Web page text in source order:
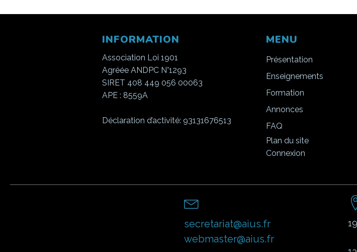
INFORMATION
Association Loi 1901
Agréée ANDPC N°1293
SIRET 408 449 056 00063
APE : 8559A
Déclaration d’activité: 93131676513
MENU
Présentation
Enseignements
Formation
Annonces
FAQ
Plan du site
Connexion
secretariat@aius.fr
webmaster@aius.fr